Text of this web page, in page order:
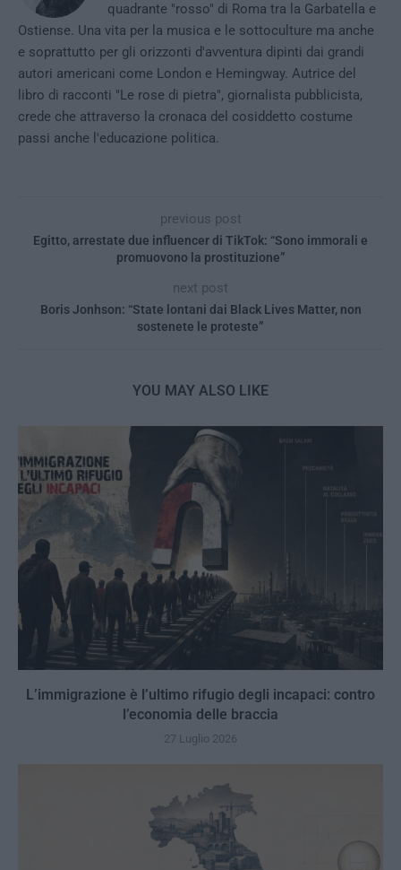
quadrante "rosso" di Roma tra la Garbatella e
Ostiense. Una vita per la musica e le sottoculture ma anche
e soprattutto per gli orizzonti d'avventura dipinti dai grandi
autori americani come London e Hemingway. Autrice del
libro di racconti "Le rose di pietra", giornalista pubblicista,
crede che attraverso la cronaca del cosiddetto costume
passi anche l'educazione politica.
previous post
Egitto, arrestate due influencer di TikTok: “Sono immorali e
promuovono la prostituzione”
next post
Boris Jonhson: “State lontani dai Black Lives Matter, non
sostenete le proteste”
YOU MAY ALSO LIKE
L’immigrazione è l’ultimo rifugio degli incapaci: contro
l’economia delle braccia
27 Luglio 2026